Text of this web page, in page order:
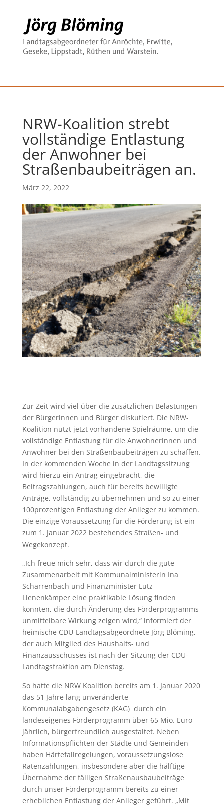
NRW-Koalition strebt
vollständige Entlastung
der Anwohner bei
Straßenbaubeiträgen an.
März 22, 2022
Zur Zeit wird viel über die zusätzlichen Belastungen
der Bürgerinnen und Bürger diskutiert. Die NRW-
Koalition nutzt jetzt vorhandene Spielräume, um die
vollständige Entlastung für die Anwohnerinnen und
Anwohner bei den Straßenbaubeiträgen zu schaffen.
In der kommenden Woche in der Landtagssitzung
wird hierzu ein Antrag eingebracht, die
Beitragszahlungen, auch für bereits bewilligte
Anträge, vollständig zu übernehmen und so zu einer
100prozentigen Entlastung der Anlieger zu kommen.
Die einzige Voraussetzung für die Förderung ist ein
zum 1. Januar 2022 bestehendes Straßen- und
Wegekonzept.
„Ich freue mich sehr, dass wir durch die gute
Zusammenarbeit mit Kommunalministerin Ina
Scharrenbach und Finanzminister Lutz
Lienenkämper eine praktikable Lösung finden
konnten, die durch Änderung des Förderprogramms
unmittelbare Wirkung zeigen wird,“ informiert der
heimische CDU-Landtagsabgeordnete Jörg Blöming,
der auch Mitglied des Haushalts- und
Finanzausschusses ist nach der Sitzung der CDU-
Landtagsfraktion am Dienstag.
So hatte die NRW Koalition bereits am 1. Januar 2020
das 51 Jahre lang unveränderte
Kommunalabgabengesetz (KAG) durch ein
landeseigenes Förderprogramm über 65 Mio. Euro
jährlich, bürgerfreundlich ausgestaltet. Neben
Informationspflichten der Städte und Gemeinden
haben Härtefallregelungen, voraussetzungslose
Ratenzahlungen, insbesondere aber die hälftige
Übernahme der fälligen Straßenausbaubeiträge
durch unser Förderprogramm bereits zu einer
erheblichen Entlastung der Anlieger geführt. „Mit